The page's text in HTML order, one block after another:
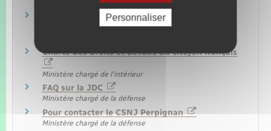
Outre-mer : montant maximum de l'indemnité
forfaitaire de déplacement
Charte des droits et devoirs du citoyen français
Ministère chargé de l'intérieur
FAQ sur la JDC
Ministère chargé de la défense
Pour contacter le CSNJ Perpignan
Ministère chargé de la défense
Personnaliser